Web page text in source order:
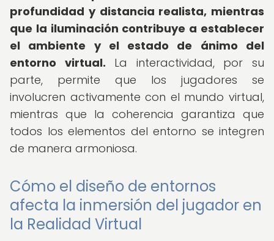
profundidad y distancia realista, mientras
que la iluminación contribuye a establecer
el ambiente y el estado de ánimo del
entorno virtual. La interactividad, por su
parte, permite que los jugadores se
involucren activamente con el mundo virtual,
mientras que la coherencia garantiza que
todos los elementos del entorno se integren
de manera armoniosa.
Cómo el diseño de entornos
afecta la inmersión del jugador en
la Realidad Virtual